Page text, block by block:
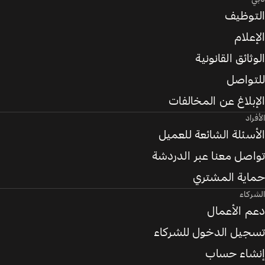
التوظيف
الإعلام
الوثائق القانونية
للتواصل
الإبلاغ عن المخالفات
الأفراد
الأسئلة الشائعة للعميل
تواصل معنا عبر الدردشة
حماية المشتري
الشركاء
دعم الأعمال
تسجيل الدخول للشركاء
إنشاء حساب